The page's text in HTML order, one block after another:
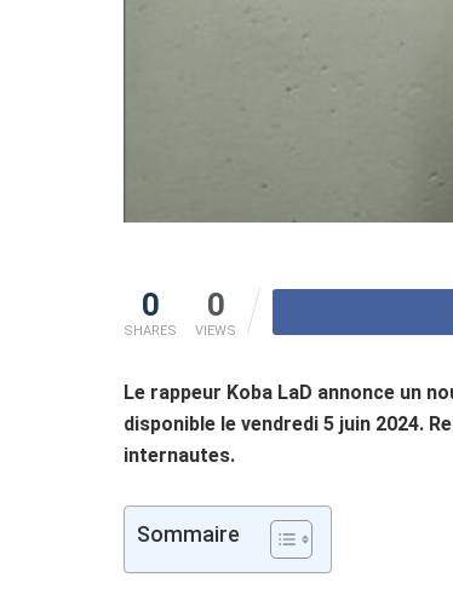
0
SHARES
0
VIEWS
Le rappeur Koba LaD annonce un
disponible le vendredi 5 juin 2024.
internautes.
Sommaire